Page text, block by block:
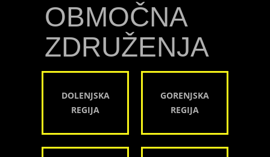
OBMOČNA
ZDRUŽENJA
DOLENJSKA
REGIJA
GORENJSKA
REGIJA